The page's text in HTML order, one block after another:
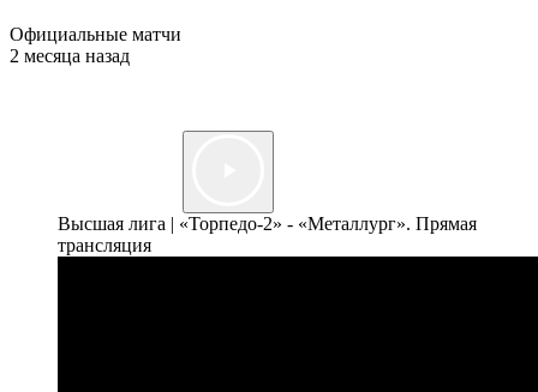
Официальные матчи
2 месяца назад
Высшая лига | «Торпедо-2» - «Металлург». Прямая
трансляция